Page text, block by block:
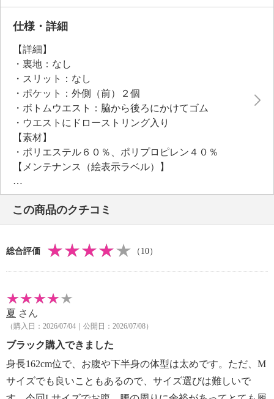
ク丈やロング丈のトップスとも相性が良く、幅広いコ
ーディネイトに対応します。
●普段と同じサイズをおすすめ
仕様・詳細
【詳細】
・裏地：なし
・スリット：なし
・ポケット：外側（前）２個
・ボトムウエスト：脇から後ろにかけてゴム
・ウエストにドローストリング入り
【素材】
・ポリエステル６０％、ポリプロピレン４０％
【メンテナンス（絵表示ラベル）】
・洗濯機：可
・漂白処理：塩素系・酸素系漂白不可
・タンブル乾燥：不可
・自然乾燥：日陰の吊り干し
・ドライクリーニング：不可
・ウエットクリーニング：可
・水や汗などによる色落ち、色移り注意
・摩擦による色落ち、色移り注意
・ネット使用
・無蛍光洗剤使用
【原産国（地）】
この商品のクチコミ
総合評価 （10）
夏 さん
（購入日：2026/07/04｜公開日：2026/07/08）
ブラック購入できました
身長162cm位で、お腹や下半身の体型は太めです。ただ、М
サイズでも良いこともあるので、サイズ選びは難しいで